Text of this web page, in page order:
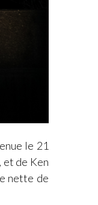
le 21
et de Ken
nette de